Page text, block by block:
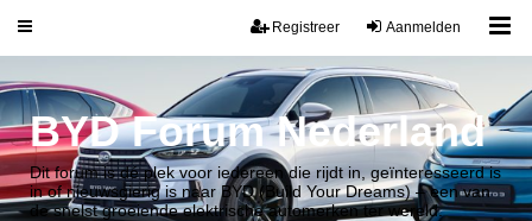
Aanmelden
Registreer
BYD Forum Nederland
Dit forum is dé plek voor iedereen die rijdt in, geïnteresseerd is
in of nieuwsgierig is naar BYD (Build Your Dreams) – een van
de snelst groeiende elektrische automerken ter wereld.